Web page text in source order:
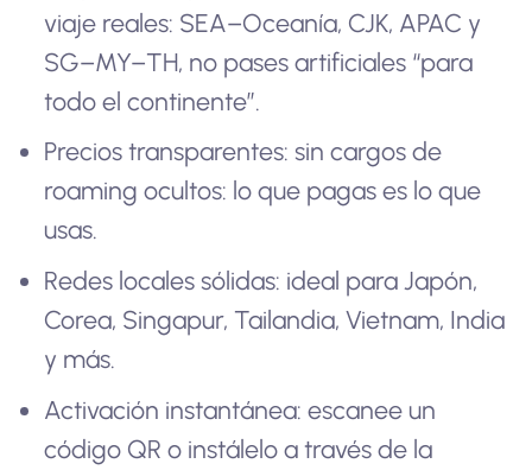
viaje reales: SEA–Oceanía, CJK, APAC y
SG–MY–TH, no pases artificiales “para
todo el continente”.
Precios transparentes: sin cargos de
roaming ocultos: lo que pagas es lo que
usas.
Redes locales sólidas: ideal para Japón,
Corea, Singapur, Tailandia, Vietnam, India
y más.
Activación instantánea: escanee un
código QR o instálelo a través de la